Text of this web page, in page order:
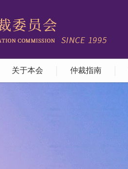
关于本会 仲裁指南